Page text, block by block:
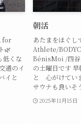
for
🌿
低くな
通のイ
イと
朝活
あたまをほぐ
Athlete/
BénisMoi /四谷
の土曜日です
と 心がけてい
サウナも良いそ
2025年11月15日